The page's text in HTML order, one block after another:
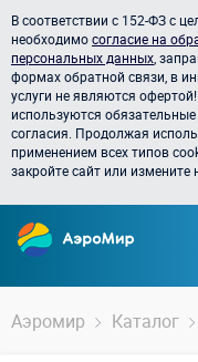
В соответствии с 152-ФЗ с
необходимосогласие на
персональных данных ,
формах обратной связи, в
услуги не являются
используются
согласия. Продолжая
применением всех типов
закройте сайт или измените
Аэромир Каталог